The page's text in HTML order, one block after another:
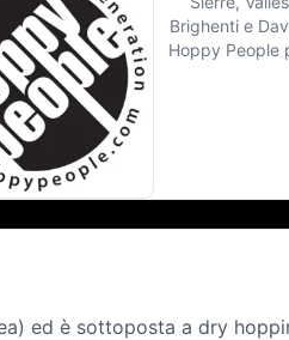
Brighenti e
Hoppy People
ed è sottoposta a dry